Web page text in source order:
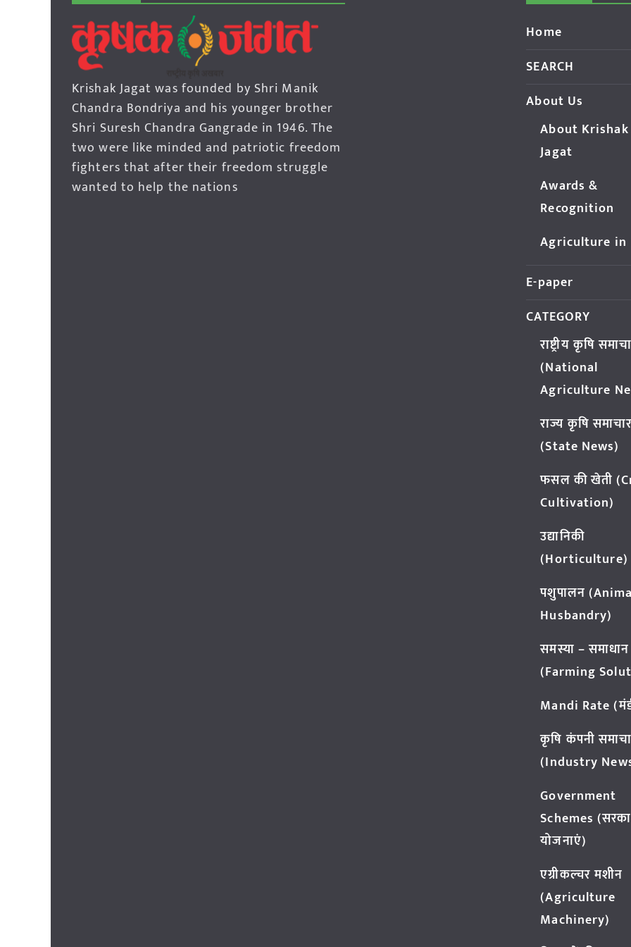
Krishak Jagat was founded by Shri Manik
Chandra Bondriya and his younger brother
Shri Suresh Chandra Gangrade in 1946. The
two were like minded and patriotic freedom
fighters that after their freedom struggle
wanted to help the nations
Home
SEARCH
About Us
About Krishak
Jagat
Awards &
Recognition
Agriculture in
E-paper
CATEGORY
राष्ट्रीय कृषि
(National
Agriculture
राज्य कृषि समाचार
(State News)
फसल की खेती
Cultivation)
उद्यानिकी
(Horticulture)
पशुपालन
Husbandry)
समस्या – समाधान
(Farming
Mandi Rate
कृषि कंपनी
(Industry
Government
Schemes
योजनाएं)
एग्रीकल्चर मशीन
(Agriculture
Machinery)